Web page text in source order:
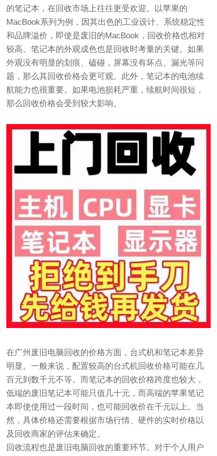
的笔记本，在回收市场上往往更受欢迎。以苹果的
MacBook系列为例，因其出色的工业设计、系统稳定性
和品牌溢价，即使是废旧的MacBook，回收价格也相对
较高。笔记本的外观成色也是回收时考量的关键。如果
外观没有明显的划痕、磕碰，屏幕没有坏点、漏光等问
题，那么其回收价格会更可观。此外，笔记本的电池续
航能力也很重要。如果电池损耗严重，续航时间很短，
那么回收价格会受到较大影响。
在广州废旧电脑回收的价格方面，台式机和笔记本差异
明显。一般来说，配置较高的台式机回收价格可能在几
百元到数千元不等。而笔记本的回收价格跨度也较大，
低端的废旧笔记本可能只值几十元，而高端的苹果笔记
本即使使用过一段时间，也可能回收价在千元以上。当
然，具体价格还需要根据市场行情、硬件的实时价格以
及回收商家的评估来确定。
回收流程也是废旧电脑回收的重要环节。对于个人用户